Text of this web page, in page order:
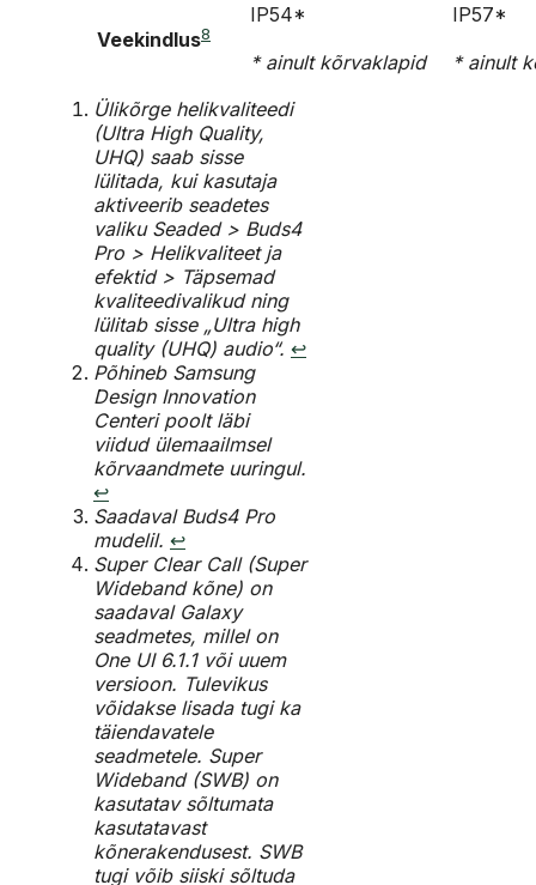
Veekindlus8
IP54*
* ainult kõrvaklapid
IP57*
* ainult
Ülikõrge helikvaliteedi
(Ultra High Quality,
UHQ) saab sisse
lülitada, kui kasutaja
aktiveerib seadetes
valiku Seaded > Buds4
Pro > Helikvaliteet ja
efektid > Täpsemad
kvaliteedivalikud ning
lülitab sisse „Ultra high
quality (UHQ) audio“. ↩︎
Põhineb Samsung
Design Innovation
Centeri poolt läbi
viidud ülemaailmsel
kõrvaandmete uuringul.
↩︎
Saadaval Buds4 Pro
mudelil. ↩︎
Super Clear Call (Super
Wideband kõne) on
saadaval Galaxy
seadmetes, millel on
One UI 6.1.1 või uuem
versioon. Tulevikus
võidakse lisada tugi ka
täiendavatele
seadmetele. Super
Wideband (SWB) on
kasutatav sõltumata
kasutatavast
kõnerakendusest. SWB
tugi võib siiski sõltuda